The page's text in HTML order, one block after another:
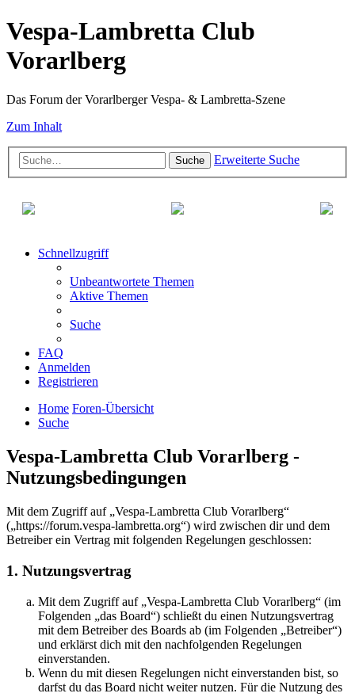
Vespa-Lambretta Club
Vorarlberg
Das Forum der Vorarlberger Vespa- & Lambretta-Szene
Zum Inhalt
Suche Erweiterte Suche
Schnellzugriff
Unbeantwortete Themen
Aktive Themen
Suche
FAQ
Anmelden
Registrieren
Home Foren-Übersicht
Suche
Vespa-Lambretta Club Vorarlberg -
Nutzungsbedingungen
Mit dem Zugriff auf „Vespa-Lambretta Club Vorarlberg“
(„https://forum.vespa-lambretta.org“) wird zwischen dir und dem
Betreiber ein Vertrag mit folgenden Regelungen geschlossen:
1. Nutzungsvertrag
Mit dem Zugriff auf „Vespa-Lambretta Club Vorarlberg“ (im
Folgenden „das Board“) schließt du einen Nutzungsvertrag
mit dem Betreiber des Boards ab (im Folgenden „Betreiber“)
und erklärst dich mit den nachfolgenden Regelungen
einverstanden.
Wenn du mit diesen Regelungen nicht einverstanden bist, so
darfst du das Board nicht weiter nutzen. Für die Nutzung des